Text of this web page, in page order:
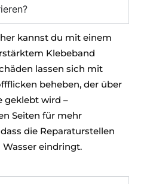
kannst du mit einem
Klebeband
lassen sich mit
beheben, der über
geklebt wird –
Seiten für mehr
die Reparaturstellen
eindringt.